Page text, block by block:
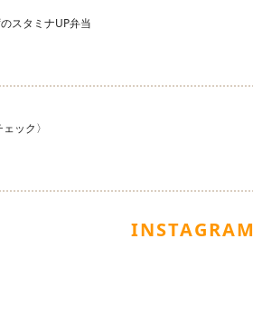
スタミナUP弁当
ック〉
INSTAGRAM